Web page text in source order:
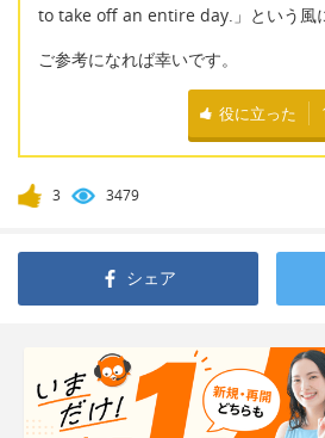
to take off an entire day.」という風
ご参考になれば幸いです。
役に立った
3 3479
シェア